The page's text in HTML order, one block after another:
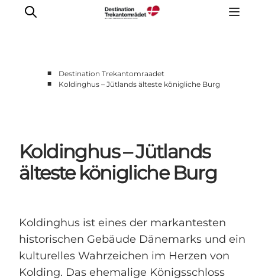
Unterkünfte
Reiseplanung
Tickets
■
Destination Trekantomraadet
■
Koldinghus – Jütlands älteste königliche Burg
Koldinghus – Jütlands
älteste königliche Burg
Koldinghus ist eines der markantesten
historischen Gebäude Dänemarks und ein
kulturelles Wahrzeichen im Herzen von
Kolding. Das ehemalige Königsschloss